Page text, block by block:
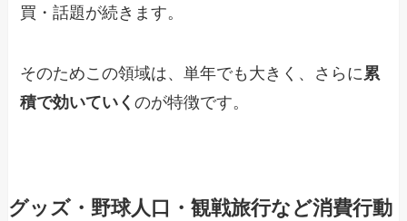
買・話題が続きます。
そのためこの領域は、単年でも大きく、さらに累
積で効いていくのが特徴です。
グッズ・野球人口・観戦旅行など消費行動